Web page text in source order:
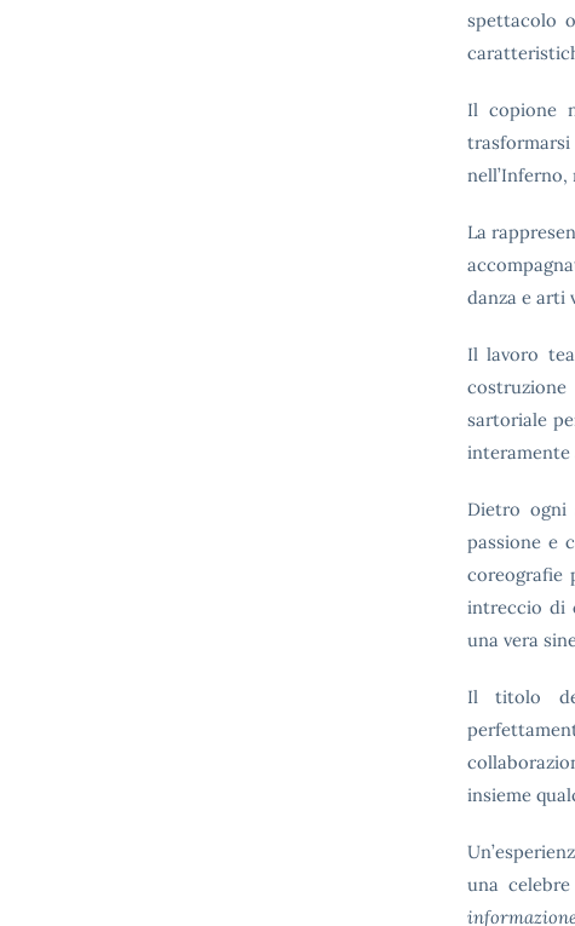
spettacolo
Il copione
La
danza e arti
Il lavoro
sartoriale
interamente
Dietro ogni
passione e
coreografie
intreccio di
una vera
Il titolo
insieme
una